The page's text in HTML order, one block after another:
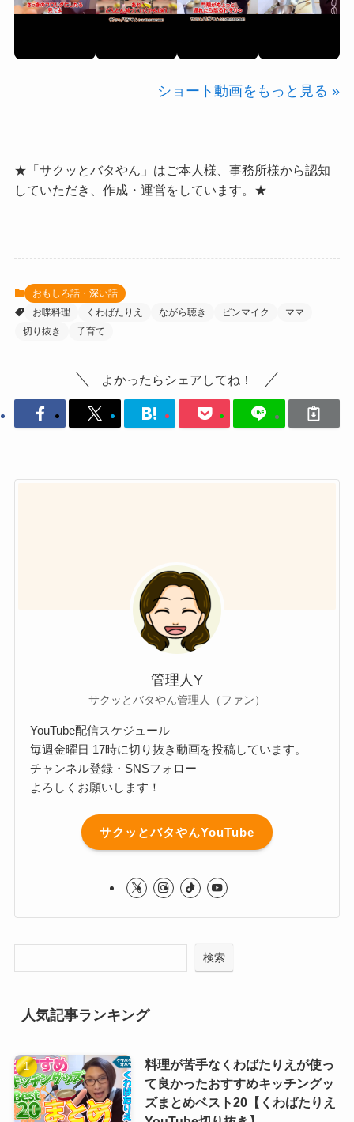
ショート動画をもっと見る »
★「サクッとバタやん」はご本人様、事務所様から認知
していただき、作成・運営をしています。★
おもしろ話・深い話
お喋料理
くわばたりえ ながら聴き ピンマイク
ママ
切り抜き
子育て
よかったらシェアしてね！
管理人Y
サクッとバタやん管理人（ファン）
YouTube配信スケジュール
毎週金曜日 17時に切り抜き動画を投稿しています。
チャンネル登録・SNSフォロー
よろしくお願いします！
サクッとバタやんYouTube
検索
人気記事ランキング
料理が苦手なくわばたりえが使っ
て良かったおすすめキッチングッ
ズまとめベスト20【くわばたりえ